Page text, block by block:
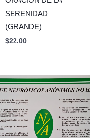
SERENIDAD
(GRANDE)
$22.00